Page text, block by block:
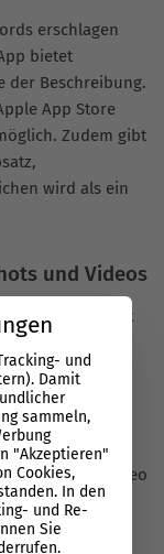
erschlagen
bietet
der Beschreibung.
App Store
Zudem gibt
wird als ein
und Videos
Sprichwort gilt
der App Store
wichtigsten
einen
der App. Um
ein kurzes Video
geben
App, deren
und
Damit
sammeln,
"Akzeptieren"
Cookies,
In den
und Re-
Sie